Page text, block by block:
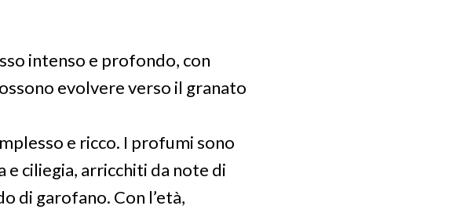
intenso e profondo, con
evolvere verso il granato
e ricco. I profumi sono
ciliegia, arricchiti da note di
di garofano. Con l’età,